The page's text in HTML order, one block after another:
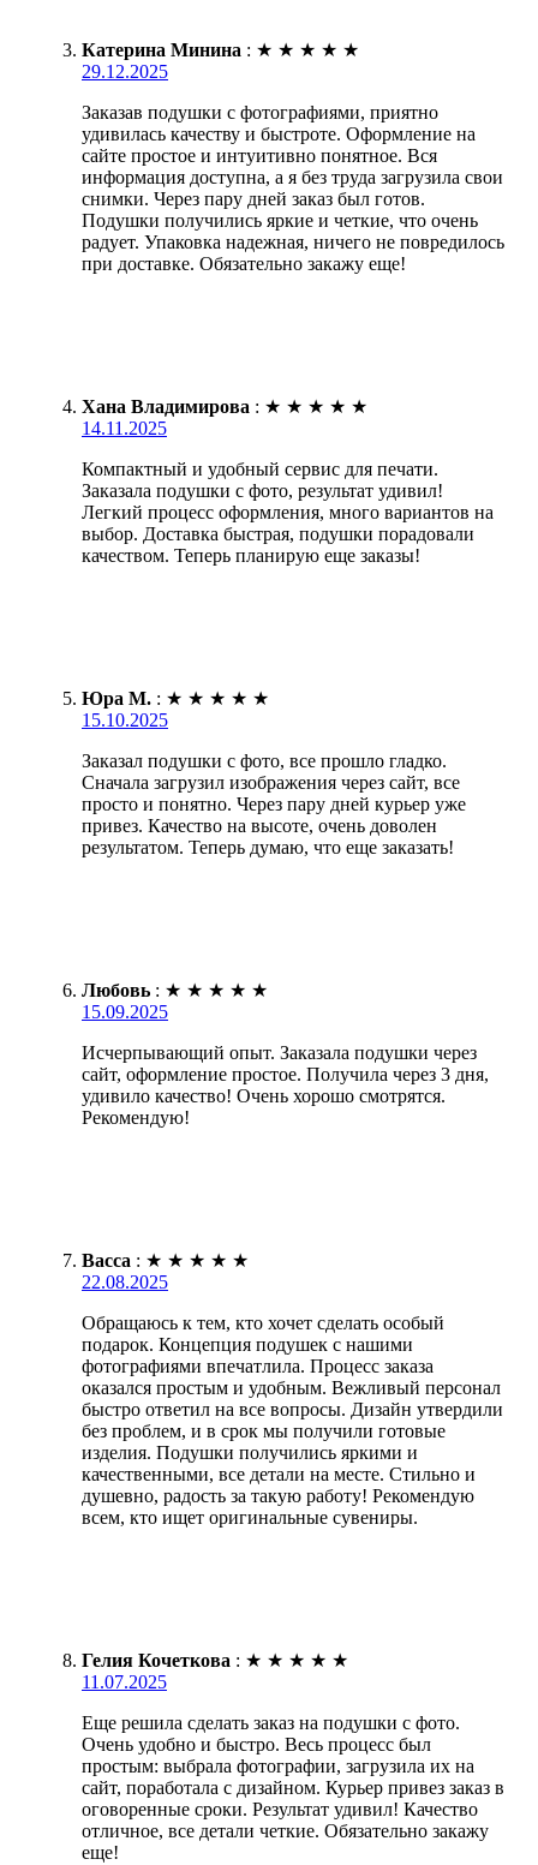
Катерина Минина : ★ ★ ★ ★ ★
29.12.2025
Заказав подушки с фотографиями, приятно
удивилась качеству и быстроте. Оформление на
сайте простое и интуитивно понятное. Вся
информация доступна, а я без труда загрузила свои
снимки. Через пару дней заказ был готов.
Подушки получились яркие и четкие, что очень
радует. Упаковка надежная, ничего не повредилось
при доставке. Обязательно закажу еще!
Хана Владимирова : ★ ★ ★ ★ ★
14.11.2025
Компактный и удобный сервис для печати.
Заказала подушки с фото, результат удивил!
Легкий процесс оформления, много вариантов на
выбор. Доставка быстрая, подушки порадовали
качеством. Теперь планирую еще заказы!
Юра М. : ★ ★ ★ ★ ★
15.10.2025
Заказал подушки с фото, все прошло гладко.
Сначала загрузил изображения через сайт, все
просто и понятно. Через пару дней курьер уже
привез. Качество на высоте, очень доволен
результатом. Теперь думаю, что еще заказать!
Любовь : ★ ★ ★ ★ ★
15.09.2025
Исчерпывающий опыт. Заказала подушки через
сайт, оформление простое. Получила через 3 дня,
удивило качество! Очень хорошо смотрятся.
Рекомендую!
Васса : ★ ★ ★ ★ ★
22.08.2025
Обращаюсь к тем, кто хочет сделать особый
подарок. Концепция подушек с нашими
фотографиями впечатлила. Процесс заказа
оказался простым и удобным. Вежливый персонал
быстро ответил на все вопросы. Дизайн утвердили
без проблем, и в срок мы получили готовые
изделия. Подушки получились яркими и
качественными, все детали на месте. Стильно и
душевно, радость за такую работу! Рекомендую
всем, кто ищет оригинальные сувениры.
Гелия Кочеткова : ★ ★ ★ ★ ★
11.07.2025
Еще решила сделать заказ на подушки с фото.
Очень удобно и быстро. Весь процесс был
простым: выбрала фотографии, загрузила их на
сайт, поработала с дизайном. Курьер привез заказ в
оговоренные сроки. Результат удивил! Качество
отличное, все детали четкие. Обязательно закажу
еще!